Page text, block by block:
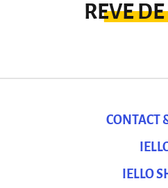
REVE
CONTACT
IELLO